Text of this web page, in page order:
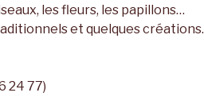
les fleurs, les papillons…
et quelques créations.
24 77)